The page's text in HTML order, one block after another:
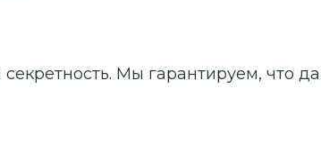
Мы гарантируем, что